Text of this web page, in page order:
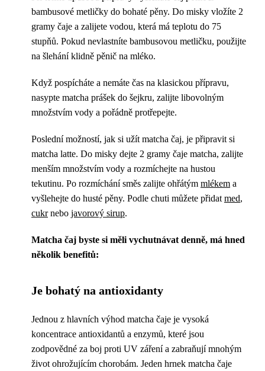
bambusové metličky do bohaté pěny. Do misky vložíte 2
gramy čaje a zalijete vodou, která má teplotu do 75
stupňů. Pokud nevlastníte bambusovou metličku, použijte
na šlehání klidně pěnič na mléko.
Když pospícháte a nemáte čas na klasickou přípravu,
nasypte matcha prášek do šejkru, zalijte libovolným
množstvím vody a pořádně protřepejte.
Poslední možností, jak si užít matcha čaj, je připravit si
matcha latte. Do misky dejte 2 gramy čaje matcha, zalijte
menším množstvím vody a rozmíchejte na hustou
tekutinu. Po rozmíchání směs zalijte ohřátým mlékem a
vyšlehejte do husté pěny. Podle chuti můžete přidatmed,
cukrnebo javorový sirup.
Matcha čaj byste si měli vychutnávat denně, má hned
několik benefitů:
Je bohatý na antioxidanty
Jednou z hlavních výhod matcha čaje je vysoká
koncentrace antioxidantů a enzymů, které jsou
zodpovědné za boj proti UV záření a zabraňují mnohým
život ohrožujícím chorobám. Jeden hrnek matcha čaje